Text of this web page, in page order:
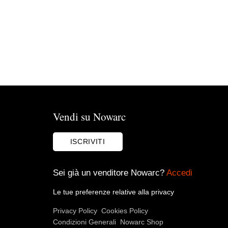
Vendi su Nowarc
ISCRIVITI
Sei già un venditore Nowarc? Accedi
Le tue preferenze relative alla privacy
Privacy Policy Cookies Policy
Condizioni Generali Nowarc Shop